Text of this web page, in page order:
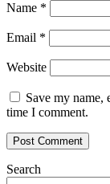
Name *
Email *
Website
Save my name,
time I comment.
Search